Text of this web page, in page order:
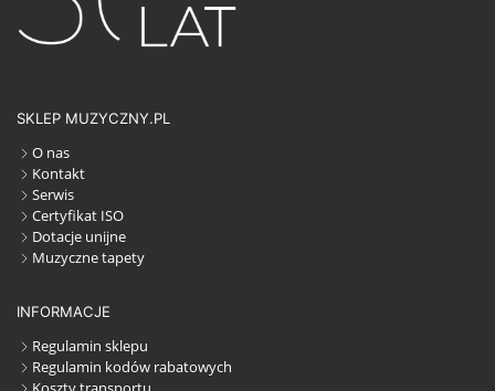
SKLEP MUZYCZNY.PL
O nas
Kontakt
Serwis
Certyfikat ISO
Dotacje unijne
Muzyczne tapety
INFORMACJE
Regulamin sklepu
Regulamin kodów rabatowych